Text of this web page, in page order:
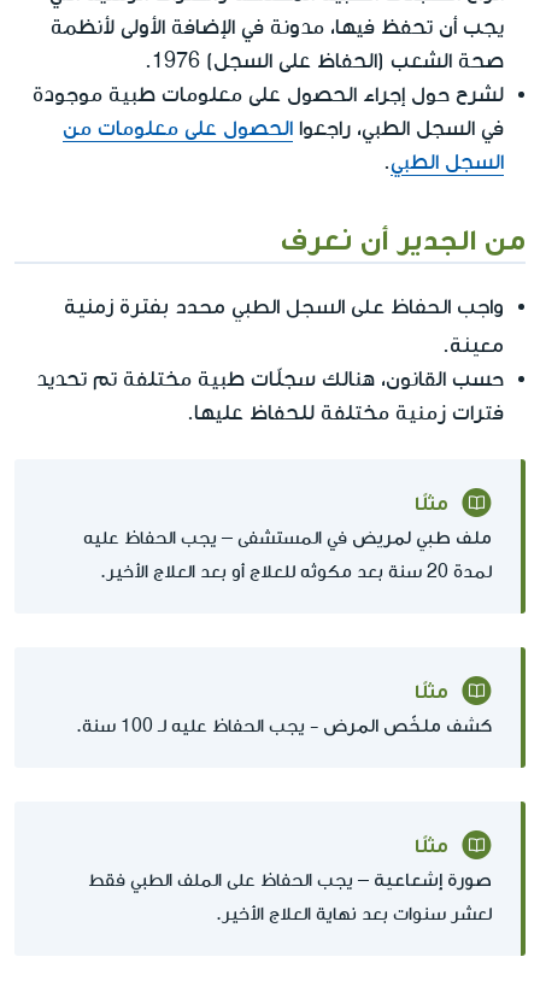
يجب أن تحفظ فيها، مدونة في الإضافة الأولى لأنظمة
صحة الشعب (الحفاظ على السجل) 1976.
لشرح حول إجراء الحصول على معلومات طبية موجودة
في السجل الطبي، راجعوا الحصول على معلومات من
السجل الطبي.
من الجدير أن نعرف
واجب الحفاظ على السجل الطبي محدد بفترة زمنية
معينة.
حسب القانون، هنالك سجلّات طبية مختلفة تم تحديد
فترات زمنية مختلفة للحفاظ عليها.
مثلًا
ملف طبي لمريض
في المستشفى – يجب الحفاظ عليه
لمدة 20 سنة بعد مكوثه للعلاج أو بعد العلاج الأخير.
مثلًا
كشف ملخّص المرض
- يجب الحفاظ عليه لـ 100 سنة.
مثلًا
صورة إشعاعية – يجب الحفاظ على الملف الطبي فقط
لعشر سنوات بعد نهاية العلاج الأخير.